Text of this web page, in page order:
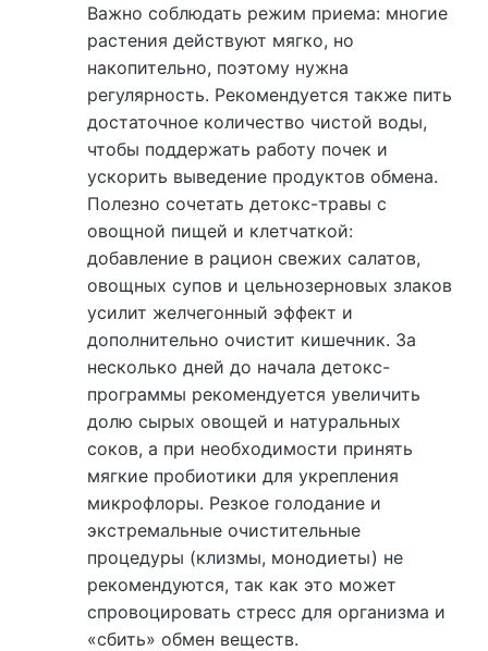
Важно соблюдать режим приема: многие
растения действуют мягко, но
накопительно, поэтому нужна
регулярность. Рекомендуется также пить
достаточное количество чистой воды,
чтобы поддержать работу почек и
ускорить выведение продуктов обмена.
Полезно сочетать детокс-травы с
овощной пищей и клетчаткой:
добавление в рацион свежих салатов,
овощных супов и цельнозерновых злаков
усилит желчегонный эффект и
дополнительно очистит кишечник. За
несколько дней до начала детокс-
программы рекомендуется увеличить
долю сырых овощей и натуральных
соков, а при необходимости принять
мягкие пробиотики для укрепления
микрофлоры. Резкое голодание и
экстремальные очистительные
процедуры (клизмы, монодиеты) не
рекомендуются, так как это может
спровоцировать стресс для организма и
«сбить» обмен веществ.